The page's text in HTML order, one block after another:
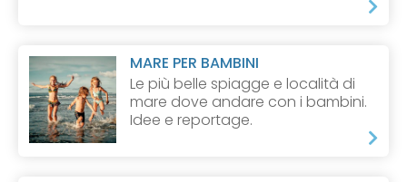
MARE PER BAMBINI
Le più belle spiagge e località di
mare dove andare con i bambini.
Idee e reportage.